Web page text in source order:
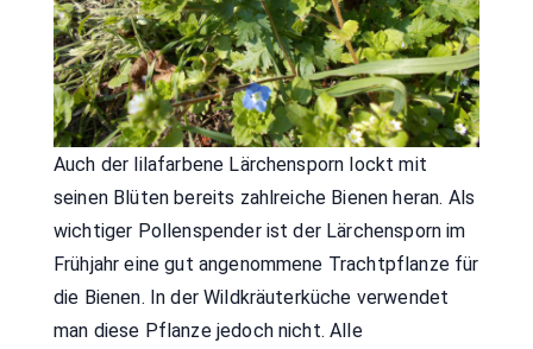
Auch der lilafarbene Lärchensporn lockt mit
seinen Blüten bereits zahlreiche Bienen heran. Als
wichtiger Pollenspender ist der Lärchensporn im
Frühjahr eine gut angenommene Trachtpflanze für
die Bienen. In der Wildkräuterküche verwendet
man diese Pflanze jedoch nicht. Alle